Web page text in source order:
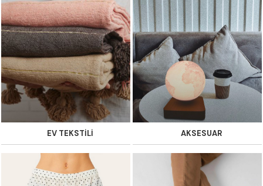
EV TEKSTİLİ AKSESUAR